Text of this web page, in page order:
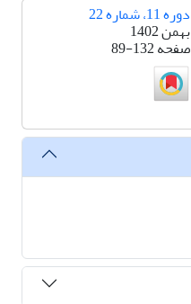
دوره 11، شماره 22
بهمن 1402
صفحه89-132